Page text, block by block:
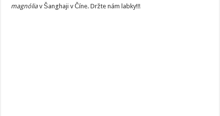
magnóliav Šanghaji v Číne. Držte nám labky!!!